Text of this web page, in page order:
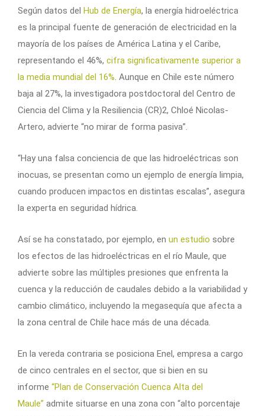
Según datos del Hub de Energía, la energía hidroeléctrica
es la principal fuente de generación de electricidad en la
mayoría de los países de América Latina y el Caribe,
representando el 46%, cifra significativamente superior a
la media mundial del 16%. Aunque en Chile este número
baja al 27%, la investigadora postdoctoral del Centro de
Ciencia del Clima y la Resiliencia (CR)2, Chloé Nicolas-
Artero, advierte “no mirar de forma pasiva”.
“Hay una falsa conciencia de que las hidroeléctricas son
inocuas, se presentan como un ejemplo de energía limpia,
cuando producen impactos en distintas escalas”, asegura
la experta en seguridad hídrica.
Así se ha constatado, por ejemplo, en un estudio sobre
los efectos de las hidroeléctricas en el río Maule, que
advierte sobre las múltiples presiones que enfrenta la
cuenca y la reducción de caudales debido a la variabilidad y
cambio climático, incluyendo la megasequía que afecta a
la zona central de Chile hace más de una década.
En la vereda contraria se posiciona Enel, empresa a cargo
de cinco centrales en el sector, que si bien en su
informe “Plan de Conservación Cuenca Alta del
Maule” admite situarse en una zona con “alto porcentaje